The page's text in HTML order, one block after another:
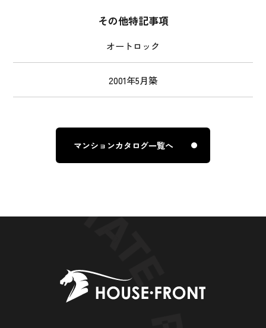
その他特記事項
オートロック
2001年5月築
マンションカタログ一覧へ